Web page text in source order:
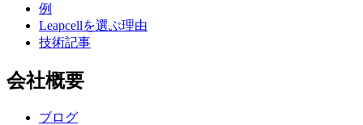
例
Leapcellを選ぶ理由
技術記事
会社概要
ブログ